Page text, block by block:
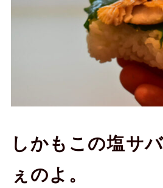
しかもこの塩サ
ぇのよ。